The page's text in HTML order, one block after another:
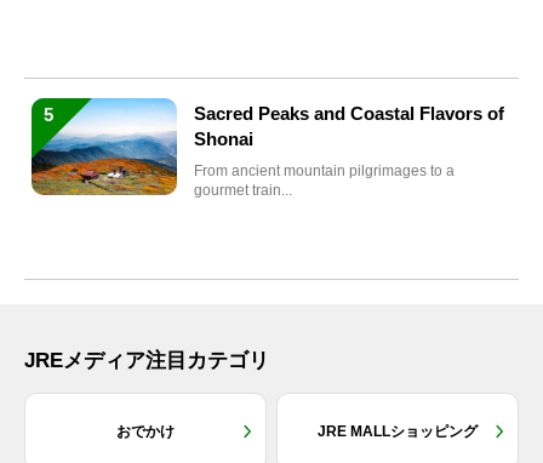
5
Sacred Peaks and Coastal Flavors of
Shonai
From ancient mountain pilgrimages to a
gourmet train...
JREメディア注目カテゴリ
おでかけ JRE MALLショッピング